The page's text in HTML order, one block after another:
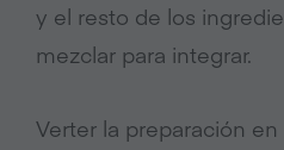
y el resto de los
mezclar para integrar.
Verter la preparación